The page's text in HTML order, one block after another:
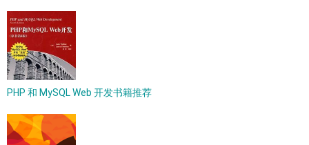
PHP 和 MySQL Web 开发书籍推荐